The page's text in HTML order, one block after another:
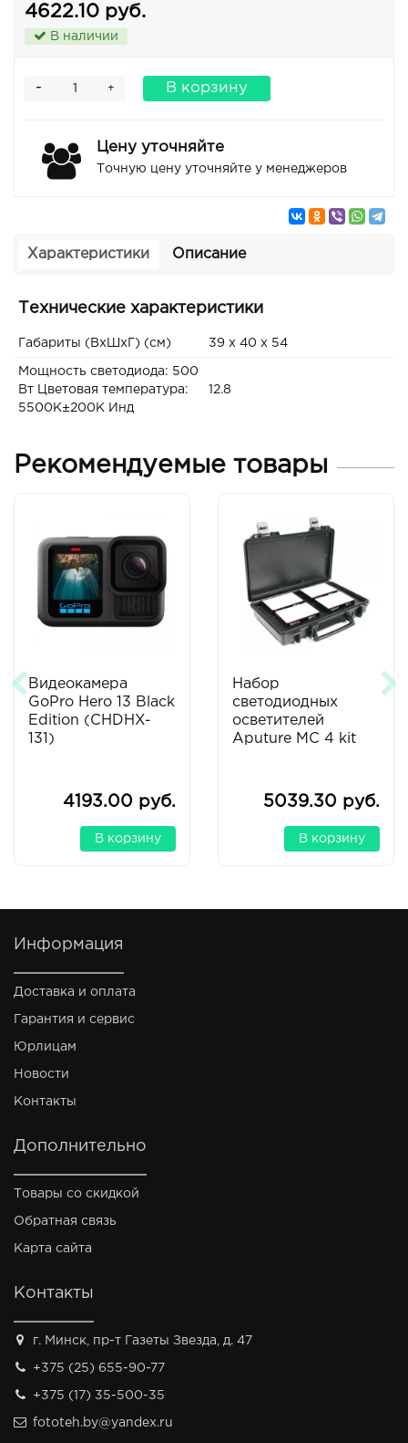
4622.10 руб.
В наличии
+
- В корзину
Цену уточняйте
Точную цену уточняйте у менеджеров
Характеристики Описание
Технические характеристики
Габариты (ВxШxГ) (см) 39 x 40 x 54
Мощность светодиода: 500
Вт Цветовая температура:
5500K±200K Инд
12.8
Рекомендуемые товары
Видеокамера
GoPro Hero 13 Black
Edition (CHDHX-
131)
4193.00 руб.
В корзину
Набор
светодиодных
осветителей
Aputure MC 4 kit
5039.30 руб.
В корзину
Информация
Доставка и оплата
Гарантия и сервис
Юрлицам
Новости
Контакты
Дополнительно
Товары со скидкой
Обратная связь
Карта сайта
Контакты
г. Минск, пр-т Газеты Звезда, д. 47
+375 (25) 655-90-77
+375 (17) 35-500-35
fototeh.by@yandex.ru